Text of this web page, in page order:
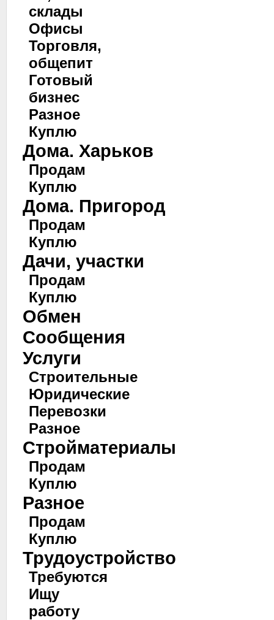
склады
Офисы
Торговля,
общепит
Готовый
бизнес
Разное
Куплю
Дома. Харьков
Продам
Куплю
Дома. Пригород
Продам
Куплю
Дачи, участки
Продам
Куплю
Обмен
Сообщения
Услуги
Строительные
Юридические
Перевозки
Разное
Стройматериалы
Продам
Куплю
Разное
Продам
Куплю
Трудоустройство
Требуются
Ищу
работу